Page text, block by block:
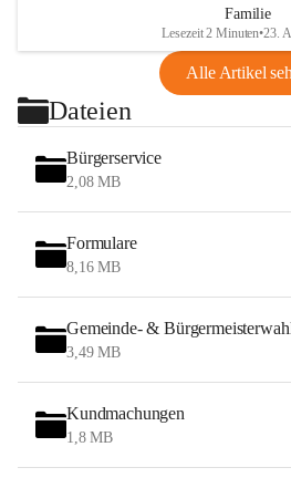
Familie
Lesezeit 2 Minuten•23.
Alle Artikel
Dateien
Bürgerservice
2,08 MB
Formulare
8,16 MB
Gemeinde- &
3,49 MB
Kundmachungen
1,8 MB